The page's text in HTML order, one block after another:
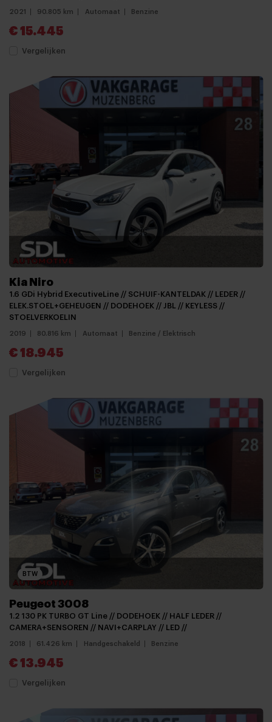
2021 90.805 km Automaat Benzine
€ 15.445
Vergelijken
Kia Niro
1.6 GDi Hybrid ExecutiveLine // SCHUIF-KANTELDAK // LEDER //
ELEK.STOEL+GEHEUGEN // DODEHOEK // JBL // KEYLESS //
STOELVERKOELIN
2019 80.816 km Automaat Benzine / Elektrisch
€ 18.945
Vergelijken
BTW
Peugeot 3008
1.2 130 PK TURBO GT Line // DODEHOEK // HALF LEDER //
CAMERA+SENSOREN // NAVI+CARPLAY // LED //
2018 61.426 km Handgeschakeld Benzine
€ 13.945
Vergelijken